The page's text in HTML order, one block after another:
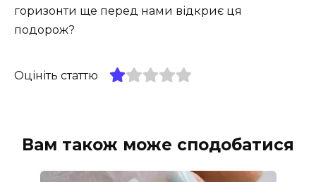
горизонти ще перед нами відкриє ця
подорож?
Оцініть статтю
Вам також може сподобатися